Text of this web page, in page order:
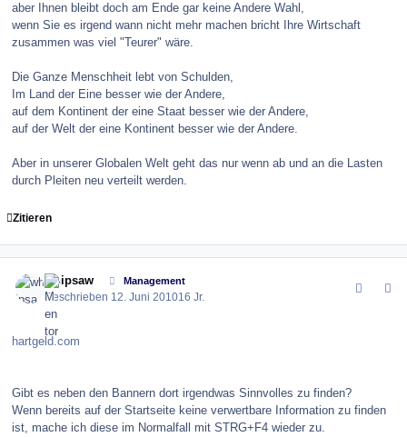
aber Ihnen bleibt doch am Ende gar keine Andere Wahl,
wenn Sie es irgend wann nicht mehr machen bricht Ihre Wirtschaft
zusammen was viel "Teurer" wäre.
Die Ganze Menschheit lebt von Schulden,
Im Land der Eine besser wie der Andere,
auf dem Kontinent der eine Staat besser wie der Andere,
auf der Welt der eine Kontinent besser wie der Andere.
Aber in unserer Globalen Welt geht das nur wenn ab und an die Lasten
durch Pleiten neu verteilt werden.
Zitieren
whipsaw Management
Geschrieben 12. Juni 201016 Jr.
hartgeld.com
Gibt es neben den Bannern dort irgendwas Sinnvolles zu finden?
Wenn bereits auf der Startseite keine verwertbare Information zu finden
ist, mache ich diese im Normalfall mit STRG+F4 wieder zu.